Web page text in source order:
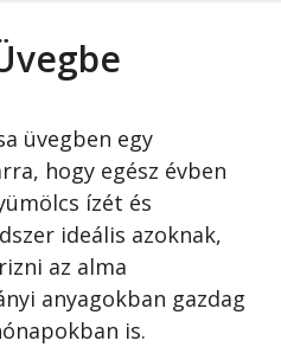
üvegben egy
hogy egész évben
ízét és
ideális azoknak,
az alma
anyagokban gazdag
is.